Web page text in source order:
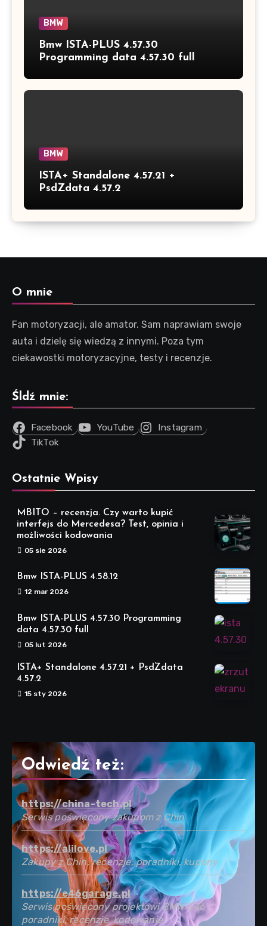
BMW
Bmw ISTA-PLUS 4.57.30
Programming data 4.57.30 full
BMW
ISTA+ Standalone 4.57.21 +
PsdZdata 4.57.2
O mnie
Fan motoryzacji, ale amator. Sam naprawiam swoje
auta i dzielę się wiedzą z innymi. Poza tym
ciekawostki motoryzacyjne, testy i recenzje.
Śldź mnie:
Facebook YouTube
Instagram
TikTok
Ostatnie Wpisy
MBITO – recenzja. Czy warto kupić
interfejs do Mercedesa? Test, opinia i
możliwości kodowania
05 sie 2026
Bmw ISTA-PLUS 4.58.12
12 mar 2026
Bmw ISTA-PLUS 4.57.30 Programming
data 4.57.30 full
05 lut 2026
ISTA+ Standalone 4.57.21 + PsdZdata
4.57.2
15 sty 2026
Odwiedź też:
https://china-tech.pl
Serwis poświęcony zakupom z Chin
https://alilove.pl
Zakupy z Chin, recenzje, poradniki, kupony
https://e46garage.pl
Serwis poświęcony projektowi BMW E46 -
poradniki, recenzje, kodowanie